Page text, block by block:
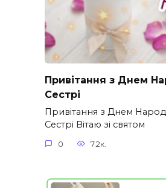
Привітання з Днем
Сестрі
Привітання з Днем
Сестрі Вітаю зі святом
0 7.2к.